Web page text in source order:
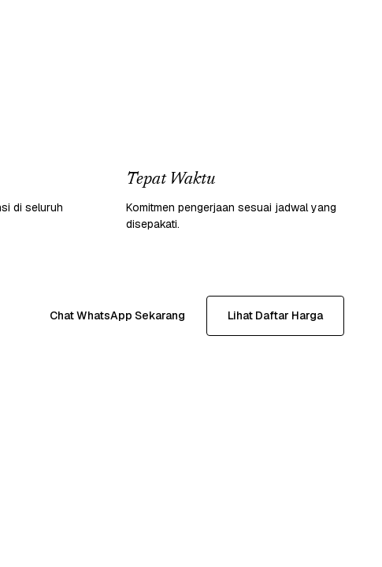
di seluruh
Tepat Waktu
Komitmen pengerjaan sesuai jadwal yang
disepakati.
Chat WhatsApp Sekarang Lihat Daftar Harga